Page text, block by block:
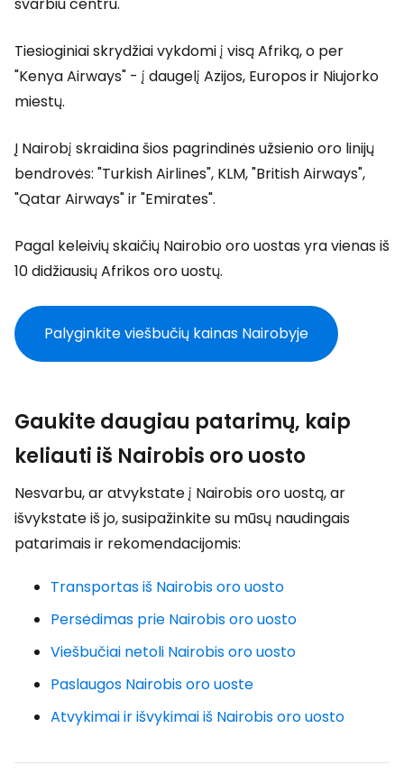
Tiesioginiai skrydžiai vykdomi į visą Afriką, o per
"Kenya Airways" - į daugelį Azijos, Europos ir Niujorko
miestų.
Į Nairobį skraidina šios pagrindinės užsienio oro linijų
bendrovės: "Turkish Airlines", KLM, "British Airways",
"Qatar Airways" ir "Emirates".
Pagal keleivių skaičių Nairobio oro uostas yra vienas iš
10 didžiausių Afrikos oro uostų.
Palyginkite viešbučių kainas Nairobyje
Gaukite daugiau patarimų, kaip
keliauti iš Nairobis oro uosto
Nesvarbu, ar atvykstate į Nairobis oro uostą, ar
išvykstate iš jo, susipažinkite su mūsų naudingais
patarimais ir rekomendacijomis:
Transportas iš Nairobis oro uosto
Persėdimas prie Nairobis oro uosto
Viešbučiai netoli Nairobis oro uosto
Paslaugos Nairobis oro uoste
Atvykimai ir išvykimai iš Nairobis oro uosto